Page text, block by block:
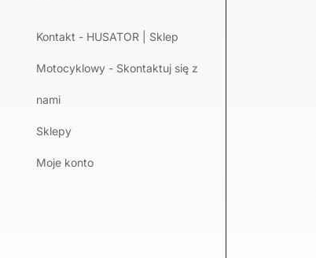
Kontakt - HUSATOR | Sklep
Motocyklowy - Skontaktuj się z
nami
Sklepy
Moje konto